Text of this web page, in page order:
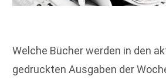
Welche Bücher werden in den
gedruckten Ausgaben der